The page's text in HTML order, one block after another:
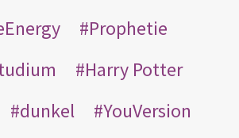
Prophetie
Harry Potter
dunkel
YouVersion